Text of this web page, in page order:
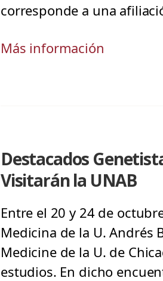
corresponde a una
Más información
Destacados
Visitarán la UNAB
Entre el 20 y 24 de
Medicina de la U. Andrés
Medicine de la U. de
estudios. En dicho